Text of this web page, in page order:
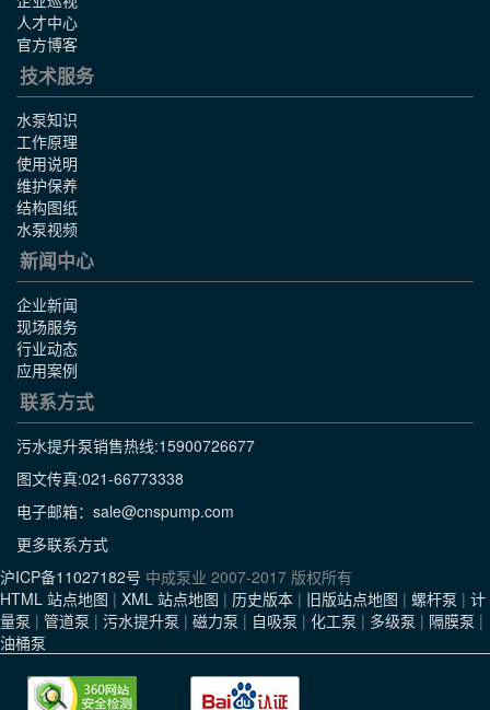
人才中心
官方博客
技术服务
水泵知识
工作原理
使用说明
维护保养
结构图纸
水泵视频
新闻中心
企业新闻
现场服务
行业动态
应用案例
联系方式
污水提升泵销售热线:15900726677
图文传真:021-66773338
电子邮箱：sale@cnspump.com
更多联系方式
沪ICP备11027182号 中成泵业 2007-2017 版权所有
HTML 站点地图 | XML 站点地图 | 历史版本 | 旧版站点地图 | 螺杆泵 | 计
量泵 | 管道泵 | 污水提升泵 | 磁力泵 | 自吸泵 | 化工泵 | 多级泵 | 隔膜泵 |
油桶泵